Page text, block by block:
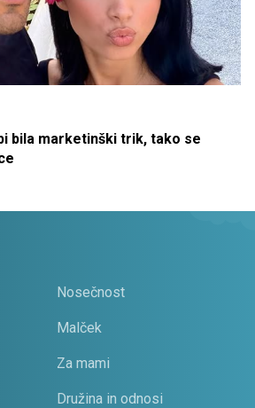
bila marketinški trik, tako se
Nosečnost
Malček
Za mami
Družina in odnosi